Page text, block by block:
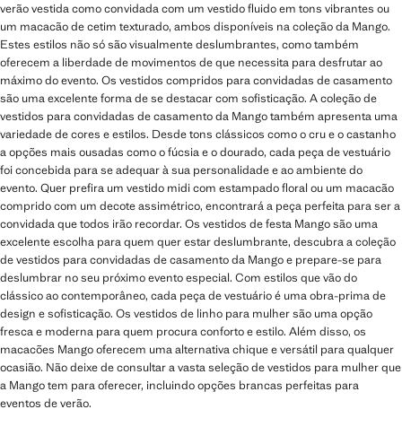
verão vestida como convidada com um vestido fluido em tons vibrantes ou
um macacão de cetim texturado, ambos disponíveis na coleção da Mango.
Estes estilos não só são visualmente deslumbrantes, como também
oferecem a liberdade de movimentos de que necessita para desfrutar ao
máximo do evento. Os vestidos compridos para convidadas de casamento
são uma excelente forma de se destacar com sofisticação. A coleção de
vestidos para convidadas de casamento da Mango também apresenta uma
variedade de cores e estilos. Desde tons clássicos como o cru e o castanho
a opções mais ousadas como o fúcsia e o dourado, cada peça de vestuário
foi concebida para se adequar à sua personalidade e ao ambiente do
evento. Quer prefira um vestido midi com estampado floral ou um macacão
comprido com um decote assimétrico, encontrará a peça perfeita para ser a
convidada que todos irão recordar. Os vestidos de festa Mango são uma
excelente escolha para quem quer estar deslumbrante, descubra a coleção
de vestidos para convidadas de casamento da Mango e prepare-se para
deslumbrar no seu próximo evento especial. Com estilos que vão do
clássico ao contemporâneo, cada peça de vestuário é uma obra-prima de
design e sofisticação. Os vestidos de linho para mulher são uma opção
fresca e moderna para quem procura conforto e estilo. Além disso, os
macacões Mango oferecem uma alternativa chique e versátil para qualquer
ocasião. Não deixe de consultar a vasta seleção de vestidos para mulher que
a Mango tem para oferecer, incluindo opções brancas perfeitas para
eventos de verão.